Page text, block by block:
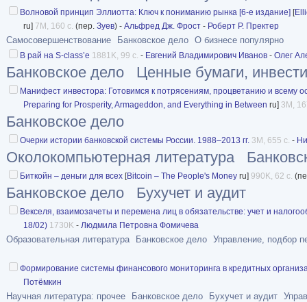
Волновой принцип Эллиотта: Ключ к пониманию рынка [6-е издание] [
ru] 7M, 160 с. (пер. Зуев) - Альфред Дж. Фрост - Роберт Р. Пректер
Самосовершенствование Банковское дело О бизнесе популярно
В рай на S-class’e 1881K, 99 с. - Евгений Владимирович Иванов - Олег
Банковское дело Ценные бумаги,
Манифест инвестора: Готовимся к потрясениям, процветанию и всему
Preparing for Prosperity, Armageddon, and Everything in Between ru] 3M,
Банковское дело
Очерки истории банковской системы России. 1988–2013 гг. 3M, 655 с. -
Околокомпьютерная литература
Биткойн – деньги для всех [Bitcoin – The People's Money ru] 990K, 62 с.
Банковское дело Бухучет и аудит
Векселя, взаимозачеты и перемена лиц в обязательстве: учет и
18/02) 1730K - Людмила Петровна Фомичева
Образовательная литература Банковское дело Управление, подбор
Формирование системы финансового мониторинга в кредитных
Потёмкин
Научная литература: прочее Банковское дело Бухучет и аудит